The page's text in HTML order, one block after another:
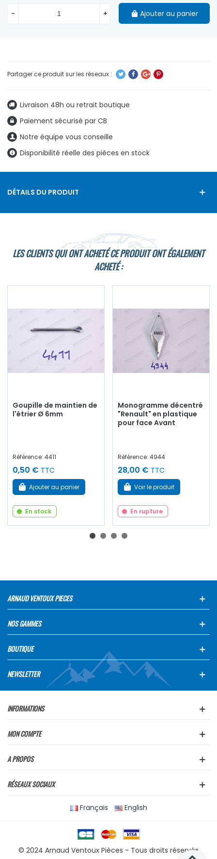
Livraison 48h ou retrait boutique
Paiement sécurisé par CB
Notre équipe vous conseille
Disponibilité réelle des pièces en stock
- + Ajouter au panier
DÉTAILS DU PRODUIT
LES CLIENTS QUI ONT ACHETÉ CE PRODUIT ONT ÉGALEMENT
ACHETÉ :
Goupille de maintien de
l'étrier Ø 6mm
Référence: 4411
0,50 € TTC
Ajouter au panier
En stock
Monogramme décentré
"Renault" en plastique
pour face Avant
Référence: 4944
28,00 € TTC
Voir le produit
En rupture
ARNAUD VENTOUX PIECES
NOS GAMMES
BOUTIQUE
NEWSLETTER
INFORMATIONS
MON COMPTE
A PROPOS
RÉSEAUX SOCIAUX
Français English
© 2024 Arnaud Ventoux Pièces - Tous droits réservés